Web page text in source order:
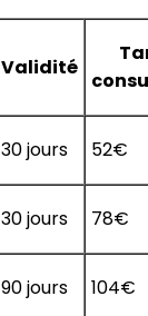
Validité
30 jours 52€
30 jours 78€
90 jours 104€